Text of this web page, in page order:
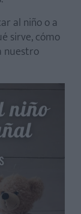
al niño o a
sirve, cómo
nuestro